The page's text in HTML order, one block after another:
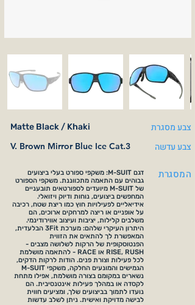
Matte Black / Khaki צבע מסגרת
V. Brown Mirror Blue Ice Cat.3 צבע עדשה
דגם M-SUIT: משקפי ספורט בעלי ביצועים
גבוהים עם התאמה מתכווננת. משקפי הספורט
של M-SUIT מיועדים לספורטאים תובעניים
המחפשים ביצועים, נוחות ודיוק ויזואלי.
אידיאליים לפעילויות חוץ כמו ריצת שטח, רכיבה
על אופניים או ריצה למרחקים ארוכים, הם
משלבים קלילות, יציבות ועיצוב אווירודינמי.
היתרון העיקרי שלהם: מערכת 3Fit הבלעדית,
המאפשרת לך להתאים את הזווית
הפנטוסקופית של הרקות לשלושה מצבים -
RISE, RUSH או RACE - להתאמה מושלמת
לכל פעילות וצורת פנים. הודות לרקות הדקים,
הגמישים והמונעים החלקה, משקפי M-SUIT
נשארים במקומם בצורה מושלמת, אפילו מתחת
לקסדה או במהלך פעילות אינטנסיבית. הם
נועדו לתמוך בביצועים שלך, ומציעים חווית
לבישה מדויקת ואישית. ניתן לשלב עדשות
המסגרת